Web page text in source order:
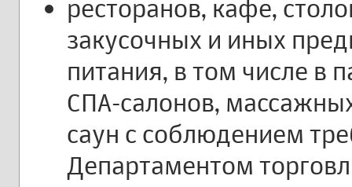
ресторанов, кафе,
закусочных и иных
питания, в том числе в
СПА-салонов,
саун с соблюдением
Департаментом